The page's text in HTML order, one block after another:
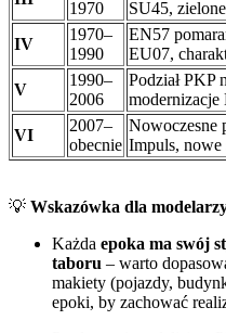
1970
SU45,
IV
1970–
1990
EN57
EU07,
V
1990–
2006
Podział PKP
modernizacje
VI
2007–
obecnie
Nowoczesne
Impuls, nowe
💡 Wskazówka dla
Każda epoka ma swój
taboru – warto
makiety (pojazdy,
epoki, by zachować